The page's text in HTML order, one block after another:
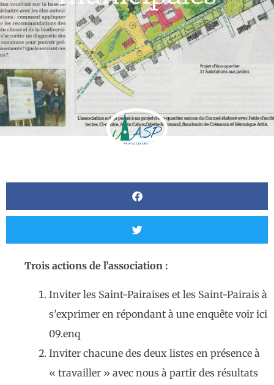
Trois actions de l’association :
Inviter les Saint-Pairaises et les Saint-Pairais à
s’exprimer en répondant à une enquête voir ici
09.enq
Inviter chacune des deux listes en présence à
« travailler » avec nous à partir des résultats